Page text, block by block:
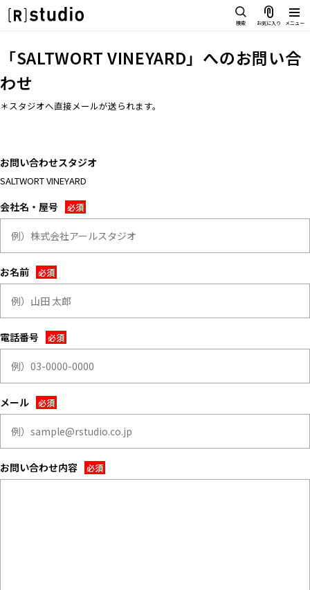
検索 お気に入り メニュー
IMAGE
部屋ごとに写真で見比べたい
ひとつのスタジオであれもこれも
LOCATION
も
SIZE&PRICE
広さと利用料金で探す
ALL FILTER
すべての選択肢からスタジオを探す
スタジオを探す
雰囲気で探したい
カフェやオフィスなどロケシーン
SIZE&PRICE
広さと利用料金で探す
ALL FILTER
す
スタジオ一覧
マップから探す
特集
[R]studioについて
お知らせ
お問い合わせ
「SALTWORT VINEYARD」へのお問い合
わせ
＊スタジオへ直接メールが送られます。
お問い合わせスタジオ
SALTWORT VINEYARD
会社名・屋号
お名前
電話番号
メール
お問い合わせ内容